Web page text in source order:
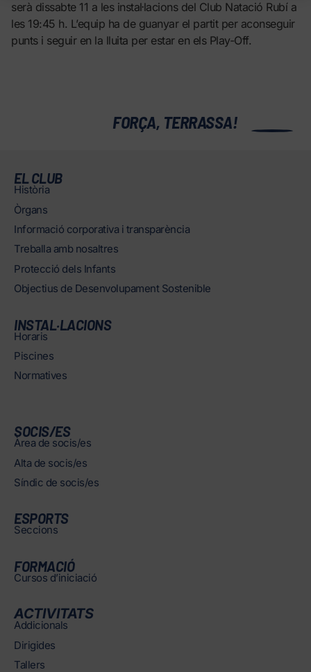
serà dissabte 11 a les instal·lacions del Club Natació Rubí a
les 19:45 h. L’equip ha de guanyar el partit per aconseguir
punts i seguir en la lluita per estar en els Play-Off.
FORÇA, TERRASSA!
EL CLUB
Història
Òrgans
Informació corporativa i transparència
Treballa amb nosaltres
Protecció dels Infants
Objectius de Desenvolupament Sostenible
INSTAL·LACIONS
Horaris
Piscines
Normatives
SOCIS/ES
Àrea de socis/es
Alta de socis/es
Síndic de socis/es
ESPORTS
Seccions
FORMACIÓ
Cursos d’iniciació
ACTIVITATS
Addicionals
Dirigides
Tallers